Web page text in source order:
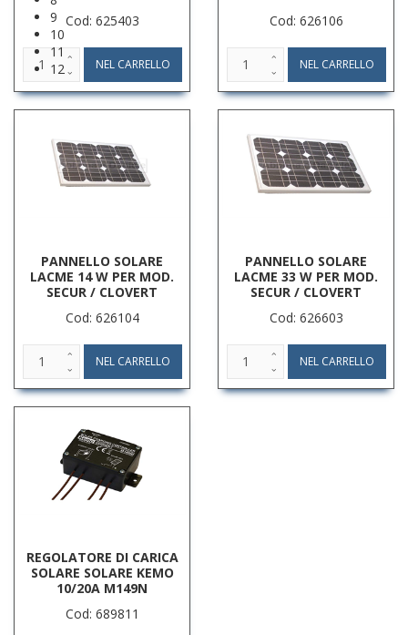
9
10
11
12
Cod: 625403
Cod: 626106
PANNELLO SOLARE
LACME 14 W PER MOD.
SECUR / CLOVERT
Cod: 626104
PANNELLO SOLARE
LACME 33 W PER MOD.
SECUR / CLOVERT
Cod: 626603
REGOLATORE DI CARICA
SOLARE SOLARE KEMO
10/20A M149N
Cod: 689811